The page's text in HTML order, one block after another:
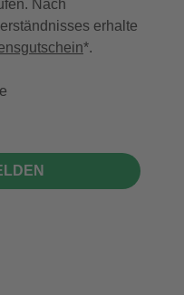
Nach
erhalte
*.